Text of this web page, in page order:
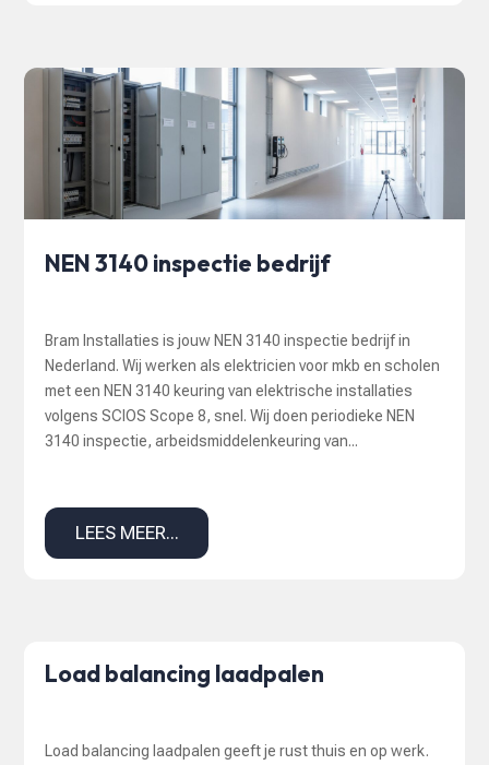
NEN 3140 inspectie bedrijf
Bram Installaties is jouw NEN 3140 inspectie bedrijf in
Nederland. Wij werken als elektricien voor mkb en scholen
met een NEN 3140 keuring van elektrische installaties
volgens SCIOS Scope 8, snel. Wij doen periodieke NEN
3140 inspectie, arbeidsmiddelenkeuring van...
LEES MEER...
Load balancing laadpalen
Load balancing laadpalen geeft je rust thuis en op werk.